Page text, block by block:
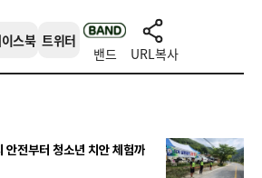
스북 트위터
밴드 URL복사
안전부터 청소년 치안 체험까